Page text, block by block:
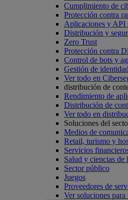
Cumplimiento de
Protección contra
Aplicaciones y API
Distribución y
Zero Trust
Protección contra
Control de bots y
Gestión de
Ver todo en
distribución de
Rendimiento de
Distribución de
Ver todo en
Soluciones del
Medios de
Retail, turismo y
Servicios
Salud y ciencias de
Sector público
Juegos
Proveedores de
Ver soluciones para